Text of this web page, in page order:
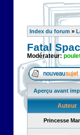
Index du forum »
Fatal
Modérateur:
Aperçu avant
Auteur
Princesse